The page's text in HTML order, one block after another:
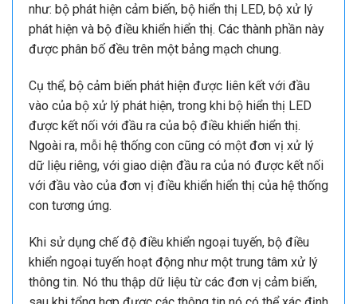
như: bộ phát hiện cảm biến, bộ hiển thị LED, bộ xử lý
phát hiện và bộ điều khiển hiển thị. Các thành phần này
được phân bố đều trên một bảng mạch chung.
Cụ thể, bộ cảm biến phát hiện được liên kết với đầu
vào của bộ xử lý phát hiện, trong khi bộ hiển thị LED
được kết nối với đầu ra của bộ điều khiển hiển thị.
Ngoài ra, mỗi hệ thống con cũng có một đơn vị xử lý
dữ liệu riêng, với giao diện đầu ra của nó được kết nối
với đầu vào của đơn vị điều khiển hiển thị của hệ thống
con tương ứng.
Khi sử dụng chế độ điều khiển ngoại tuyến, bộ điều
khiển ngoại tuyến hoạt động như một trung tâm xử lý
thông tin. Nó thu thập dữ liệu từ các đơn vị cảm biến,